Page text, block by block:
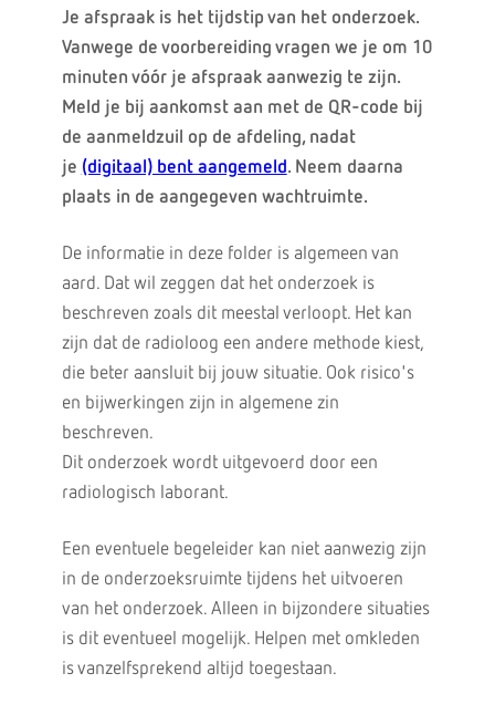
Je afspraak is het tijdstip van het onderzoek.
Vanwege de voorbereiding vragen we je om 10
minuten vóór je afspraak aanwezig te zijn.
Meld je bij aankomst aan met de QR-code bij
de aanmeldzuil op de afdeling, nadat
je (digitaal) bent aangemeld. Neem daarna
plaats in de aangegeven wachtruimte.
De informatie in deze folder is algemeen van
aard. Dat wil zeggen dat het onderzoek is
beschreven zoals dit meestal verloopt. Het kan
zijn dat de radioloog een andere methode kiest,
die beter aansluit bij jouw situatie. Ook risico's
en bijwerkingen zijn in algemene zin
beschreven.
Dit onderzoek wordt uitgevoerd door een
radiologisch laborant.
Een eventuele begeleider kan niet aanwezig zijn
in de onderzoeksruimte tijdens het uitvoeren
van het onderzoek. Alleen in bijzondere situaties
is dit eventueel mogelijk. Helpen met omkleden
is vanzelfsprekend altijd toegestaan.